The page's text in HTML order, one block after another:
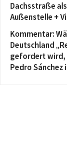
Dachsstraße
Außenstelle +
Kommentar:
Deutschland
gefordert wird,
Pedro Sánchez